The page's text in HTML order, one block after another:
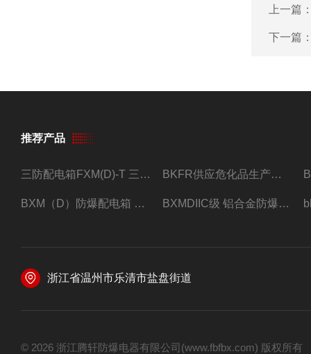
上一篇
下一篇
推荐产品
三防配电箱FXM(D)-T 三防型黑色工程塑料 BKFR供应危化品生产车间1.5匹2匹3匹5匹防爆空调
BXM（D）防爆配电箱 防爆照明动力箱厂家 定做 BXMDIIC级 铝合金防爆照明动力配电箱 加工定做
浙江省温州市乐清市盐盘街道
© 2026 浙江腾轩防爆电器有限公司(www.fbfbx.com) 版权所